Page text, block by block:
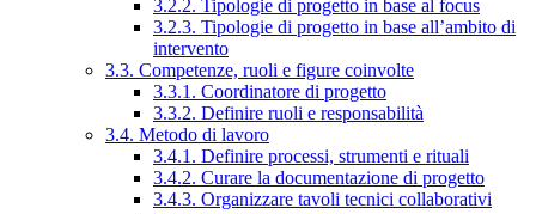
3.2.2. Tipologie di progetto in base al focus
3.2.3. Tipologie di progetto in base all’ambito di
intervento
3.3. Competenze, ruoli e figure coinvolte
3.3.1. Coordinatore di progetto
3.3.2. Definire ruoli e responsabilità
3.4. Metodo di lavoro
3.4.1. Definire processi, strumenti e rituali
3.4.2. Curare la documentazione di progetto
3.4.3. Organizzare tavoli tecnici collaborativi